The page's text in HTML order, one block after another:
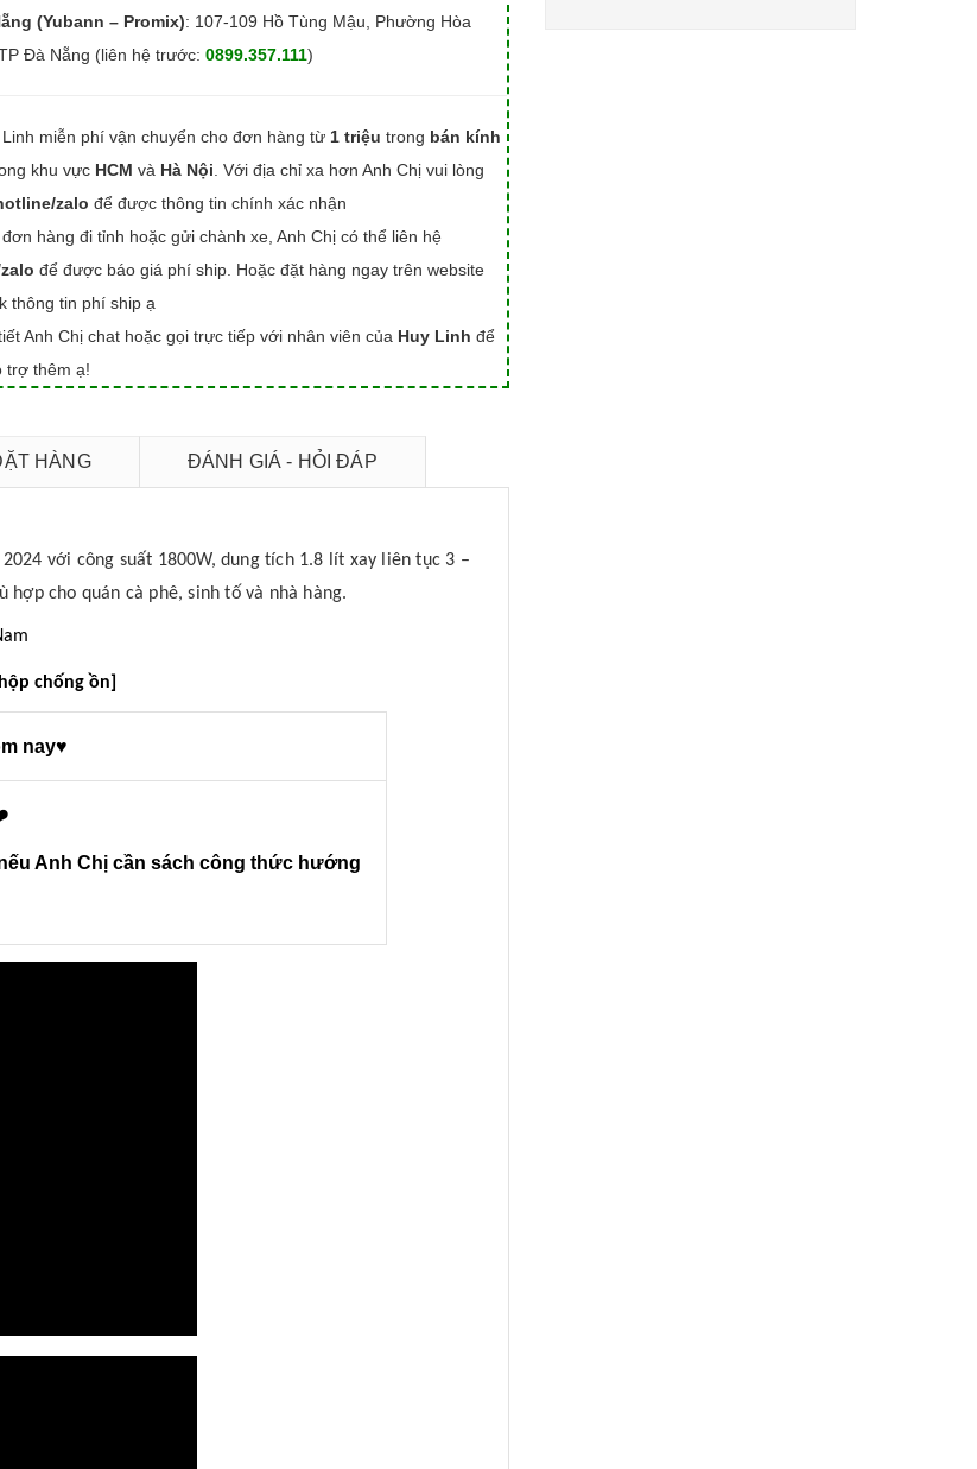
(Yubann – Promix): 107-109 Hồ Tùng Mậu, Phường Hòa
Đà Nẵng (liên hệ trước: 0899.357.111)
Linh miễn phí vận chuyển cho đơn hàng từ 1 triệu trong bán kính
khu vực HCM và Hà Nội . Với địa chỉ xa hơn Anh Chị vui lòng
zalo để được thông tin chính xác nhận
hàng đi tỉnh hoặc gửi chành xe, Anh Chị có thể liên hệ
để được báo giá phí ship. Hoặc đặt hàng ngay trên website
thông tin phí ship ạ
Anh Chị chat hoặc gọi trực tiếp với nhân viên của Huy Linh để
trợ thêm ạ!
HÀNG ĐÁNH GIÁ - HỎI ĐÁP
với công suất 1800W, dung tích 1.8 lít xay liên tục 3 –
cho quán cà phê, sinh tố và nhà hàng.
chống ồn]
nay♥
Anh Chị cần sách công thức hướng